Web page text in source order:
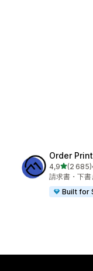
Order
4,9étoile(s)
(2 685)
2685 avis
請求書・下書
Built for